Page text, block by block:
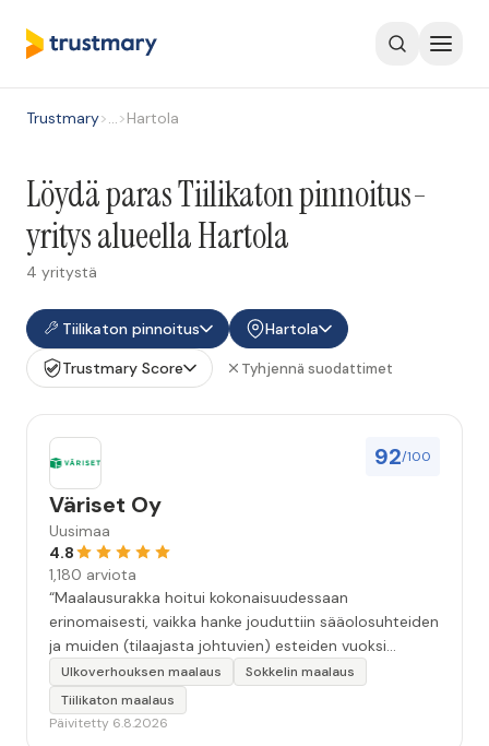
Trustmary>…>Hartola
Löydä paras Tiilikaton pinnoitus-
yritys alueella Hartola
4 yritystä
Tiilikaton pinnoitus
Hartola
Trustmary Score
Tyhjennä suodattimet
92/100
Väriset Oy
Uusimaa
4.8
1,180 arviota
“Maalausurakka hoitui kokonaisuudessaan
erinomaisesti, vaikka hanke jouduttiin sääolosuhteiden
ja muiden (tilaajasta johtuvien) esteiden vuoksi
keskeyttämään n. 3 viikoksi. Maalaistulos on oikein
hyvä, yhteydenpito erinomaista, jälkityöt tehtiin
huolellisesti. Suosittelen. Erityiskiitos itse maalareille:
Ulkoverhouksen maalaus
Sokkelin maalaus
Tiilikaton maalaus
Päivitetty 6.8.2026